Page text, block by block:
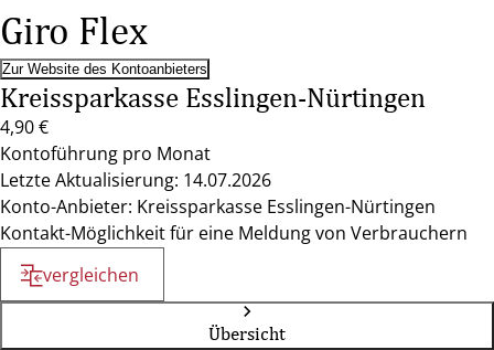
Giro Flex
Zur Website des Kontoanbieters
Kreissparkasse Esslingen-Nürtingen
4,90 €
Kontoführung pro Monat
Letzte Aktualisierung: 14.07.2026
Konto-Anbieter: Kreissparkasse Esslingen-Nürtingen
Kontakt-Möglichkeit für eine Meldung von Verbrauchern
vergleichen
Übersicht